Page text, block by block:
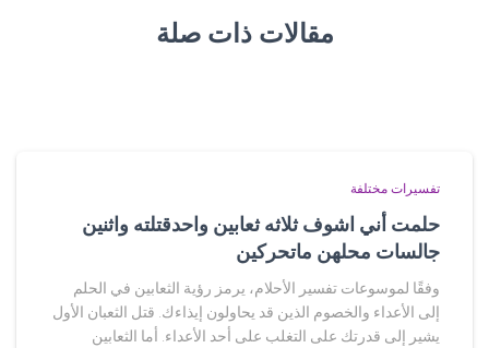
مقالات ذات صلة
تفسيرات مختلفة
حلمت أني اشوف ثلاثه ثعابين واحدقتلته واثنين
جالسات محلهن ماتحركين
وفقًا لموسوعات تفسير الأحلام، يرمز رؤية الثعابين في الحلم
إلى الأعداء والخصوم الذين قد يحاولون إيذاءك. قتل الثعبان الأول
يشير إلى قدرتك على التغلب على أحد الأعداء. أما الثعابين